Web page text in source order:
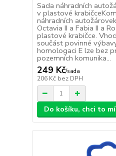
Sada náhradních
v plastové
náhradních
Octavia II a Fabia II a
plastové krabičce.
součást povinné
homologaci E lze bez
pozemních komunika...
249 Kč/sada
206 Kč bez DPH
Do košíku, chci to